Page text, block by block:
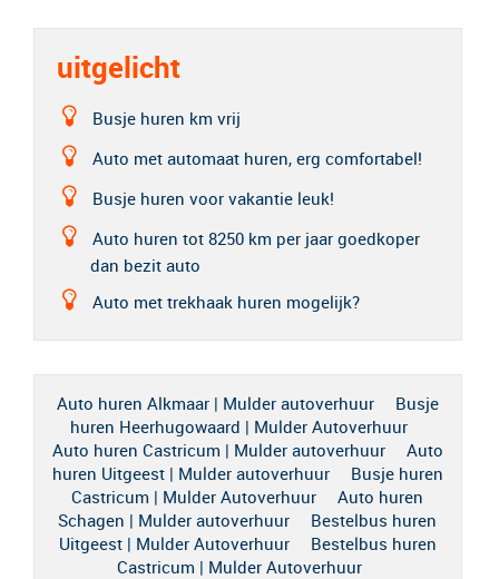
uitgelicht
Busje huren km vrij
Auto met automaat huren, erg comfortabel!
Busje huren voor vakantie leuk!
Auto huren tot 8250 km per jaar goedkoper
dan bezit auto
Auto met trekhaak huren mogelijk?
Auto huren Alkmaar | Mulder autoverhuur
Busje
huren Heerhugowaard | Mulder Autoverhuur
Auto huren Castricum | Mulder autoverhuur
Auto
huren Uitgeest | Mulder autoverhuur
Busje huren
Castricum | Mulder Autoverhuur
Auto huren
Schagen | Mulder autoverhuur
Bestelbus huren
Uitgeest | Mulder Autoverhuur
Bestelbus huren
Castricum | Mulder Autoverhuur